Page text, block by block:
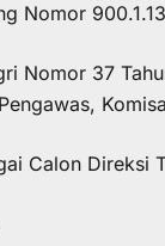
Nomor
Nomor 37
Calon Direksi